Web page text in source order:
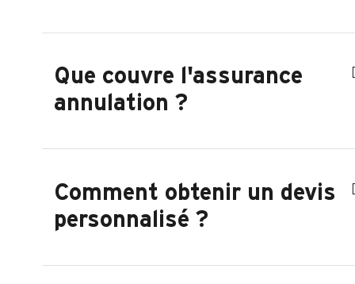
Que couvre l'assurance
annulation ?
Comment obtenir un devis
personnalisé ?